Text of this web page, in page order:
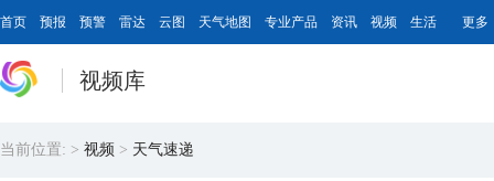
首页 预报 预警 雷达 云图 天气地图 专业产品 资讯 视频 生活 更多
视频库
当前位置: > 视频 > 天气速递